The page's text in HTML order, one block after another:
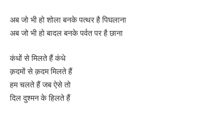
अब जो भी हो शोला बनके पत्थर है पिघलाना
अब जो भी हो बादल बनके पर्वत पर है छाना
कंधों से मिलते हैं कंधे
क़दमों से क़दम मिलते हैं
हम चलते हैं जब ऐसे तो
दिल दुश्मन के हिलते हैं